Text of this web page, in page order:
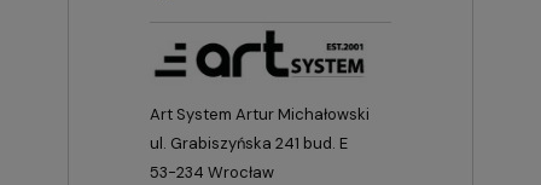
Art System Artur Michałowski
ul. Grabiszyńska 241 bud. E
53-234 Wrocław